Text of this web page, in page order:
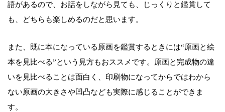
語があるので、お話をしながら見ても、じっくりと鑑賞して
も、どちらも楽しめるのだと思います。
また、既に本になっている原画を鑑賞するときには“原画と絵
本を見比べる”という見方もおススメです。原画と完成物の違
いを見比べることは面白く、印刷物になってからではわから
ない原画の大きさや凹凸なども実際に感じることができま
す。